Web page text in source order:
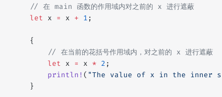
    // 在 main 函数的作用域内对之前的 x 进行遮蔽
    let
x = x + 1 ;
    {
        // 在当前的花括号作用域内，对之前的 x 进行遮蔽
        let
x = x * 2 ;
        println!
( "The value of x in the inner
    }